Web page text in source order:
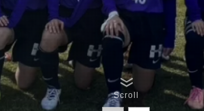
Scroll